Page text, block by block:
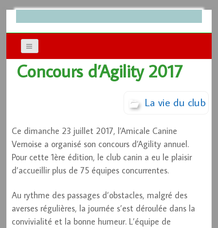
Concours d’Agility 2017
La vie du club
Ce dimanche 23 juillet 2017, l’Amicale Canine
Vernoise a organisé son concours d’Agility annuel.
Pour cette 1ère édition, le club canin a eu le plaisir
d’accueillir plus de 75 équipes concurrentes.
Au rythme des passages d’obstacles, malgré des
averses régulières, la journée s’est déroulée dans la
convivialité et la bonne humeur. L’équipe de